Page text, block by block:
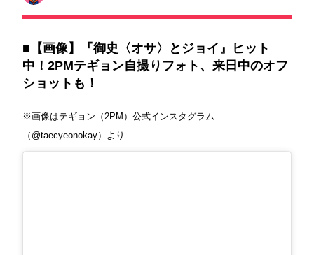
■【画像】『御史〈オサ〉とジョイ』ヒット
中！2PMテギョン自撮りフォト、来日中のオフ
ショットも！
※画像はテギョン（2PM）公式インスタグラム
（@taecyeonokay）より